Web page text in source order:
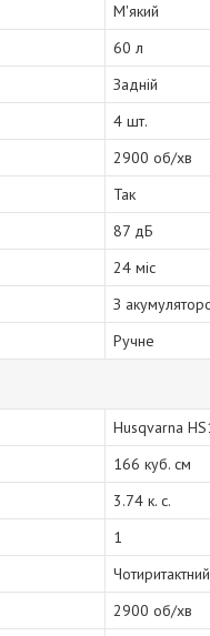
М'який
60 л
Задній
4 шт.
2900 об/хв
Так
87 дБ
24 міс
З
Ручне
Husqvarna
166 куб. см
3.74 к. с.
1
Чотиритактний
2900 об/хв